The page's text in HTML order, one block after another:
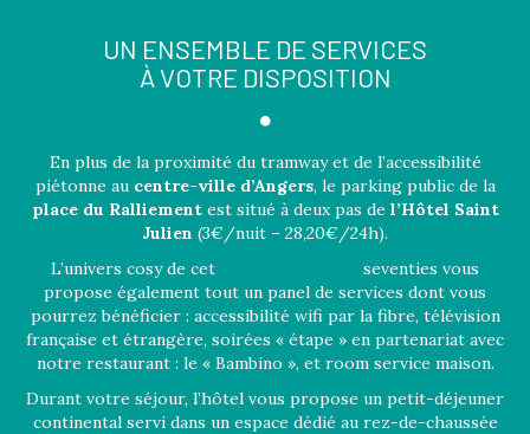
UN ENSEMBLE DE SERVICES
À VOTRE DISPOSITION
En plus de la proximité du tramway et de l’accessibilité
piétonne au centre-ville d’Angers, le parking public de la
place du Ralliementest situé à deux pas de l’Hôtel Saint
Julien (3€/nuit – 28,20€/24h).
L’univers cosy de cet
seventies vous
propose également tout un panel de services dont vous
pourrez bénéficier : accessibilité wifi par la fibre, télévision
française et étrangère, soirées « étape » en partenariat avec
notre restaurant : le « Bambino », et room service maison.
Durant votre séjour, l’hôtel vous propose un petit-déjeuner
continental servi dans un espace dédié au rez-de-chaussée